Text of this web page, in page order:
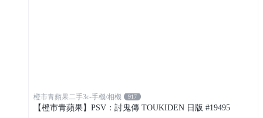
橙市青蘋果二手3c-手機/相機 917
【橙市青蘋果】PSV：討鬼傳 TOUKIDEN 日版 #19495